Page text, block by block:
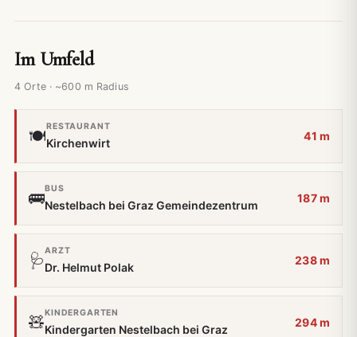
Im Umfeld
4 Orte · ~600 m Radius
🍽️
RESTAURANT
Kirchenwirt
41 m
🚌
BUS
Nestelbach bei Graz Gemeindezentrum
187 m
🩺
ARZT
Dr. Helmut Polak
238 m
🧸
KINDERGARTEN
Kindergarten Nestelbach bei Graz
294 m